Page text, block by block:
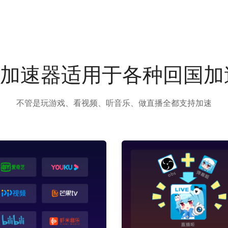
速器适用于各种回国
不管是玩游戏、看视频、听音乐、做直播全都支持加速